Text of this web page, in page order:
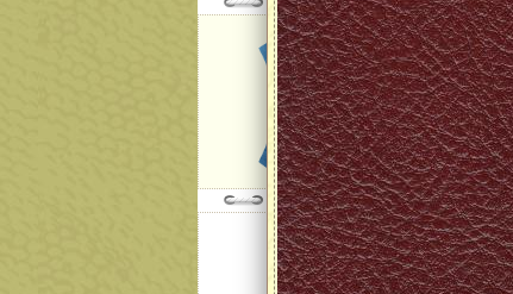
Модель:
Calipso
далее
Модель:
Formula